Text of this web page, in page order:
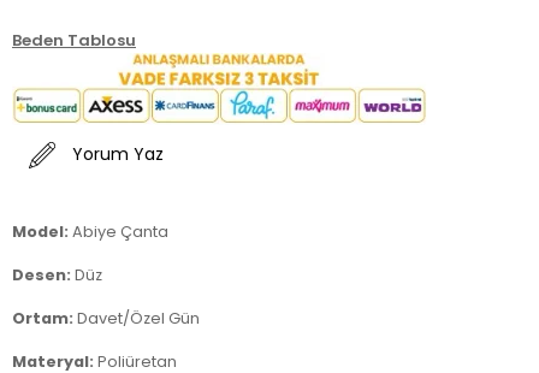
Beden Tablosu
Yorum Yaz
Model: Abiye Çanta
Desen: Düz
Ortam: Davet/Özel Gün
Materyal: Poliüretan